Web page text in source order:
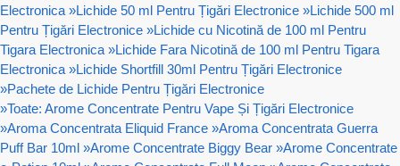
Electronica »Lichide 50 ml Pentru Țigări Electronice »Lichide 500 ml
Pentru Țigări Electronice »Lichide cu Nicotină de 100 ml Pentru
Tigara Electronica »Lichide Fara Nicotină de 100 ml Pentru Tigara
Electronica »Lichide Shortfill 30ml Pentru Țigări Electronice
»Pachete de Lichide Pentru Țigări Electronice
»Toate: Arome Concentrate Pentru Vape Și Țigări Electronice
»Aroma Concentrata Eliquid France »Aroma Concentrata Guerra
Puff Bar 10ml »Arome Concentrate Biggy Bear »Arome Concentrate